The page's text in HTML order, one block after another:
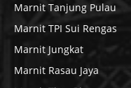
Marnit Tanjung Pulau
Marnit TPI Sui Rengas
Marnit Jungkat
Marnit Rasau Jaya